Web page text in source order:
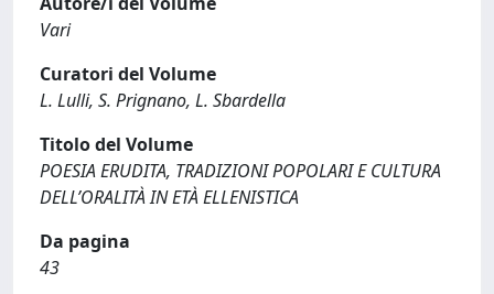
Vari
Curatori del Volume
L. Lulli, S. Prignano, L. Sbardella
Titolo del Volume
POESIA ERUDITA, TRADIZIONI POPOLARI E CULTURA
DELL’ORALITÀ IN ETÀ ELLENISTICA
Da pagina
43